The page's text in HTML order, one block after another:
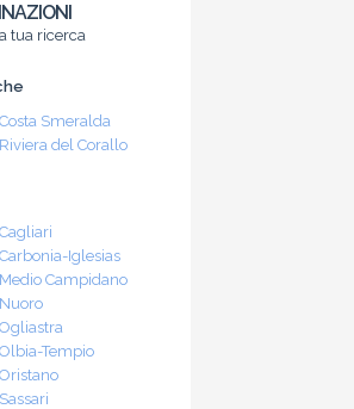
tua ricerca
Smeralda
del Corallo
Iglesias
Campidano
Tempio